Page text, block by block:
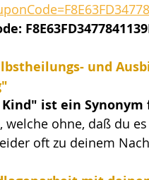
und
ist ein
welche ohne, daß du
oft zu deinem